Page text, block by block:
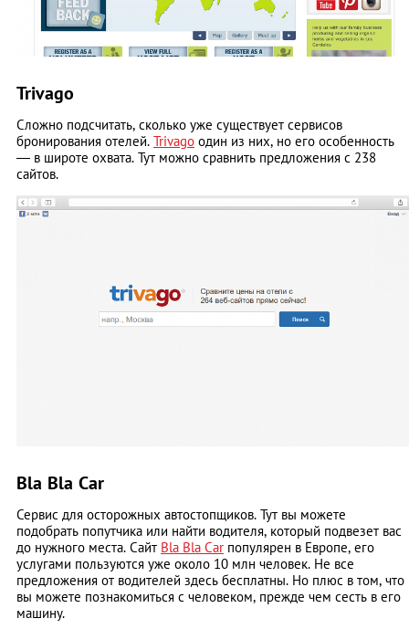
Trivago
Сложно подсчитать, сколько уже существует сервисов
бронирования отелей. Trivago один из них, но его особенность
— в широте охвата. Тут можно сравнить предложения с 238
сайтов.
Bla Bla Car
Сервис для осторожных автостопщиков. Тут вы можете
подобрать попутчика или найти водителя, который подвезет вас
до нужного места. Сайт Bla Bla Car популярен в Европе, его
услугами пользуются уже около 10 млн человек. Не все
предложения от водителей здесь бесплатны. Но плюс в том, что
вы можете познакомиться с человеком, прежде чем сесть в его
машину.